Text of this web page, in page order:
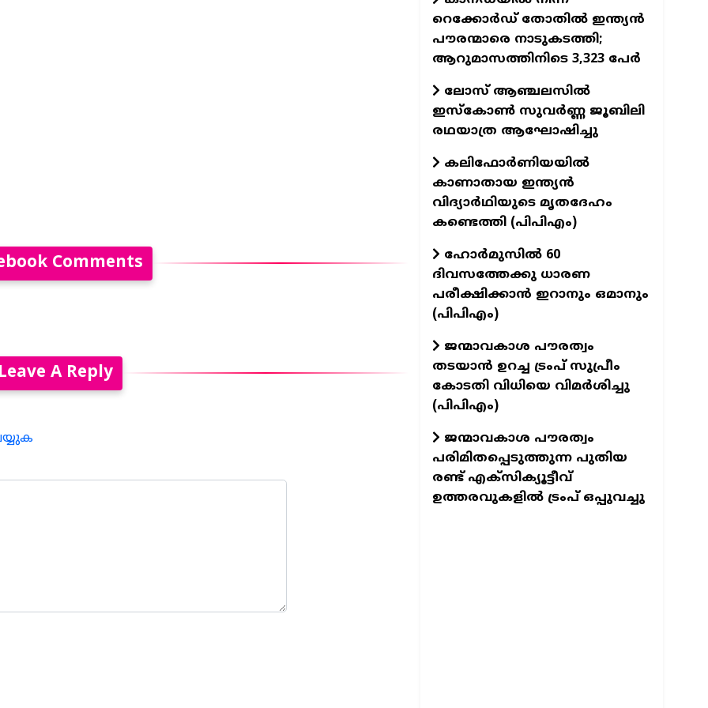
Comments
A Reply
റെക്കോര്‍ഡ് തോതില്‍ ഇന്ത്യന്‍
പൗരന്മാരെ നാടുകടത്തി;
ആറുമാസത്തിനിടെ 3,323 പേര്‍
ലോസ് ആഞ്ചലസില്‍
ഇസ്‌കോണ്‍ സുവര്‍ണ്ണ ജൂബിലി
രഥയാത്ര ആഘോഷിച്ചു
കലിഫോർണിയയിൽ
കാണാതായ ഇന്ത്യൻ
വിദ്യാർഥിയുടെ മൃതദേഹം
കണ്ടെത്തി (പിപിഎം)
ഹോർമുസിൽ 60
ദിവസത്തേക്കു ധാരണ
പരീക്ഷിക്കാൻ ഇറാനും ഒമാനും
(പിപിഎം)
ജന്മാവകാശ പൗരത്വം
തടയാൻ ഉറച്ച ട്രംപ് സുപ്രീം
കോടതി വിധിയെ വിമർശിച്ചു
(പിപിഎം)
ജന്മാവകാശ പൗരത്വം
പരിമിതപ്പെടുത്തുന്ന പുതിയ
രണ്ട് എക്സിക്യൂട്ടീവ്
ഉത്തരവുകളിൽ ട്രംപ് ഒപ്പുവച്ചു